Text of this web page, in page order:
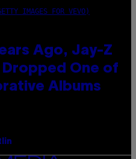
IMAGES FOR VEVO)
Ago, Jay-Z
Dropped One of
Albums